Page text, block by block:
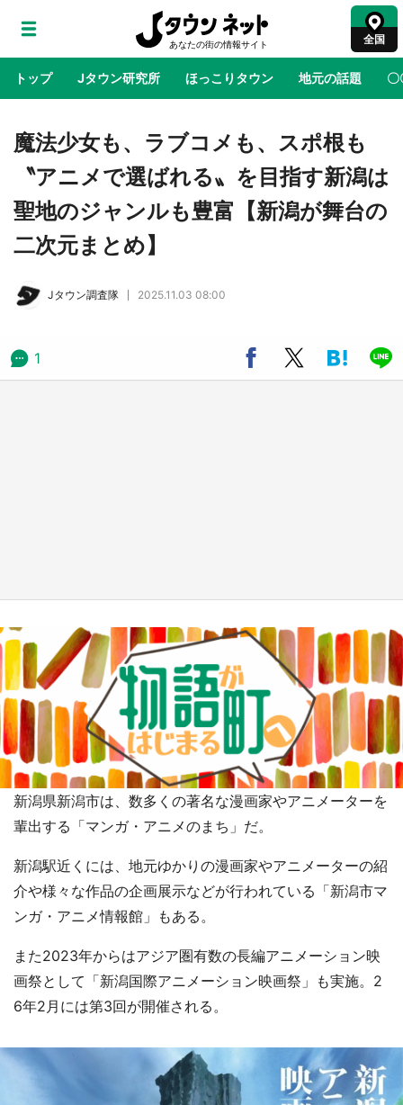
全国
トップ Jタウン研究所 ほっこりタウン 地元の話題 〇
地域×二次元 絶景 あの時はありがとう 物語がはじ
ラプラス・ダークネスが栃木県を征服！？ 県
公式プロモ動画で「聖地」が生産されてます
【7／31～1／31】
む 六本木ヒルズ展望台でコラボ、本邦初公開
日向翔陽＆影山飛雄が笹かまを食べる！ アニ
メ『ハイキュー！！』×老舗「鐘崎」コラボで
魔法少女も、ラブコメも、スポ根も
〝アニメで選ばれる〟を目指す新潟は
聖地のジャンルも豊富【新潟が舞台の
二次元まとめ】
Jタウン調査隊 2025.11.03 08:00
1
新潟県新潟市は、数多くの著名な漫画家やアニメーターを
輩出する「マンガ・アニメのまち」だ。
新潟駅近くには、地元ゆかりの漫画家やアニメーターの紹
介や様々な作品の企画展示などが行われている「新潟市マ
ンガ・アニメ情報館」もある。
また2023年からはアジア圏有数の長編アニメーション映
画祭として「新潟国際アニメーション映画祭」も実施。2
6年2月には第3回が開催される。